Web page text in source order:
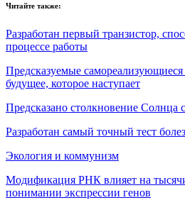
Читайте также:
Разработан первый транзистор,
процессе работы
Предсказуемые
будущее, которое наступает
Предсказано столкновение Солнца
Разработан самый точный тест
Экология и коммунизм
Модификация РНК влияет на
понимании экспрессии генов